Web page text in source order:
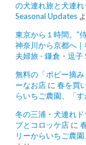
の犬連れ旅と犬連
Seasonal Updates
東京から１時間。”
神奈川から京都へ
夫婦旅 - 鎌倉・逗子
無料の「ポピー摘
ーなお店 に 春を買
らいちご農園、「
冬の三浦・犬連れ
プとコロッケ店 に
リーからいちご農